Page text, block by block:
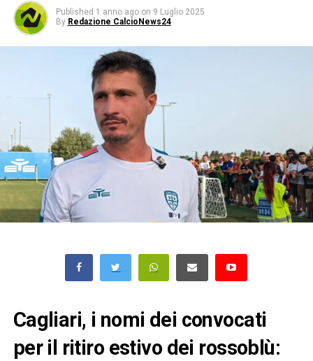
Published 1 anno ago on 9 Luglio 2025
By Redazione CalcioNews24
Cagliari, i nomi dei convocati
per il ritiro estivo dei rossoblù: